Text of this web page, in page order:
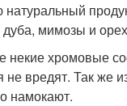
дуба, мимозы и
некие хромовые
не вредят. Так же
намокают.